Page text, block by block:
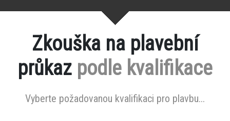
Zkouška na plavební
průkaz podle kvalifikace
Vyberte požadovanou kvalifikaci pro plavbu...